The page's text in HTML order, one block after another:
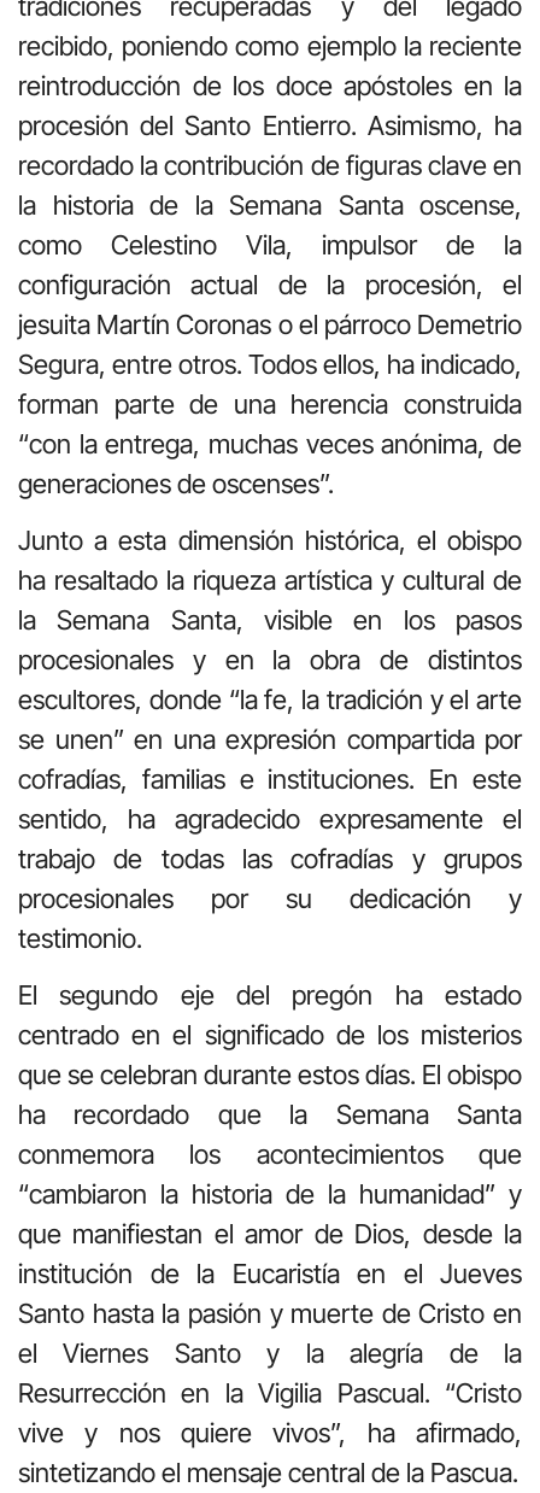
recibido, poniendo como ejemplo la reciente
reintroducción de los doce apóstoles en la
procesión del Santo Entierro. Asimismo, ha
recordado la contribución de figuras clave en
la historia de la Semana Santa oscense,
como Celestino Vila, impulsor de la
configuración actual de la procesión, el
jesuita Martín Coronas o el párroco Demetrio
Segura, entre otros. Todos ellos, ha indicado,
forman parte de una herencia construida
“con la entrega, muchas veces anónima, de
generaciones de oscenses”.
Junto a esta dimensión histórica, el obispo
ha resaltado la riqueza artística y cultural de
la Semana Santa, visible en los pasos
procesionales y en la obra de distintos
escultores, donde “la fe, la tradición y el arte
se unen” en una expresión compartida por
cofradías, familias e instituciones. En este
sentido, ha agradecido expresamente el
trabajo de todas las cofradías y grupos
procesionales por su dedicación y
testimonio.
El segundo eje del pregón ha estado
centrado en el significado de los misterios
que se celebran durante estos días. El obispo
ha recordado que la Semana Santa
conmemora los acontecimientos que
“cambiaron la historia de la humanidad” y
que manifiestan el amor de Dios, desde la
institución de la Eucaristía en el Jueves
Santo hasta la pasión y muerte de Cristo en
el Viernes Santo y la alegría de la
Resurrección en la Vigilia Pascual. “Cristo
vive y nos quiere vivos”, ha afirmado,
sintetizando el mensaje central de la Pascua.